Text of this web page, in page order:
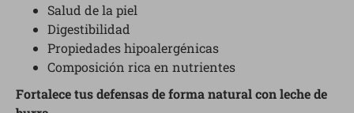
Salud de la piel
Digestibilidad
Propiedades hipoalergénicas
Composición rica en nutrientes
Fortalece tus defensas de forma natural con leche de